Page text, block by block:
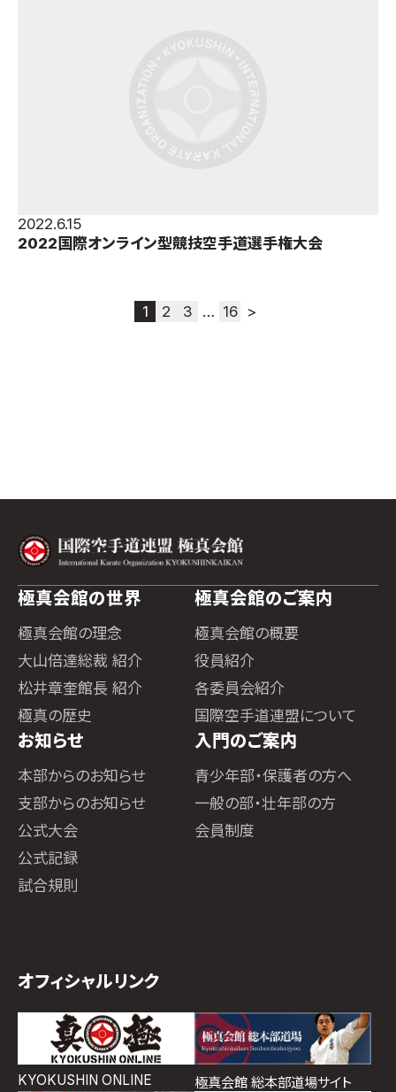
2022.6.15
2022国際オンライン型競技空手道選手権大会
1 2 3 … 16 >
極真会館の世界
極真会館の理念
大山倍達総裁 紹介
松井章奎館長 紹介
極真の歴史
極真会館のご案内
極真会館の概要
役員紹介
各委員会紹介
国際空手道連盟について
お知らせ
本部からのお知らせ
支部からのお知らせ
公式大会
公式記録
試合規則
入門のご案内
青少年部・保護者の方へ
一般の部・壮年部の方
会員制度
オフィシャルリンク
KYOKUSHIN ONLINE 極真会館 総本部道場サイト